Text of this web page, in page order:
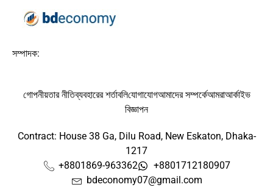
সম্পাদক:
গোপনীয়তার নীতিব্যবহারের শর্তাবলিযোগাযোগআমাদের সম্পর্কেআমরাআর্কাইভ
বিজ্ঞাপন
Contract: House 38 Ga, Dilu Road, New Eskaton, Dhaka-
1217
+8801869-963362
+8801712180907
bdeconomy07@gmail.com